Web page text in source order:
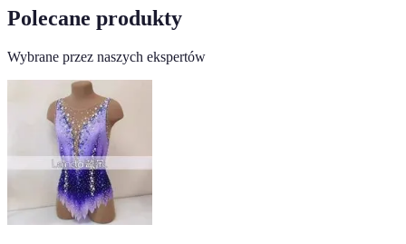
Polecane produkty
Wybrane przez naszych ekspertów